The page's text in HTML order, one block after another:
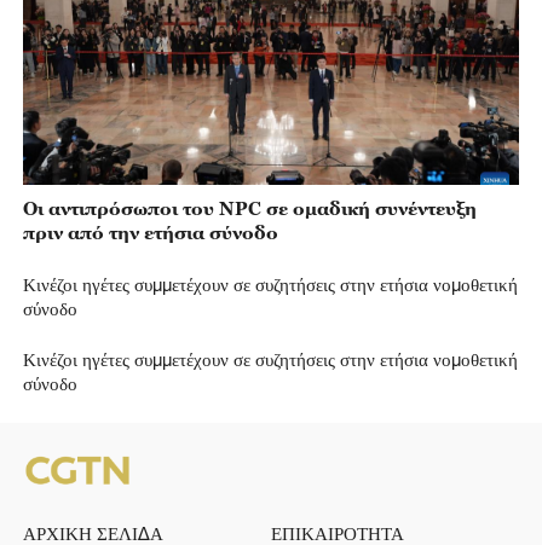
Οι αντιπρόσωποι του NPC σε ομαδική συνέντευξη
πριν από την ετήσια σύνοδο
Κινέζοι ηγέτες συμμετέχουν σε συζητήσεις στην ετήσια νομοθετική
σύνοδο
Κινέζοι ηγέτες συμμετέχουν σε συζητήσεις στην ετήσια νομοθετική
σύνοδο
ΑΡΧΙΚΗ ΣΕΛΙΔΑ
ΕΠΙΚΑΙΡΟΤΗΤΑ